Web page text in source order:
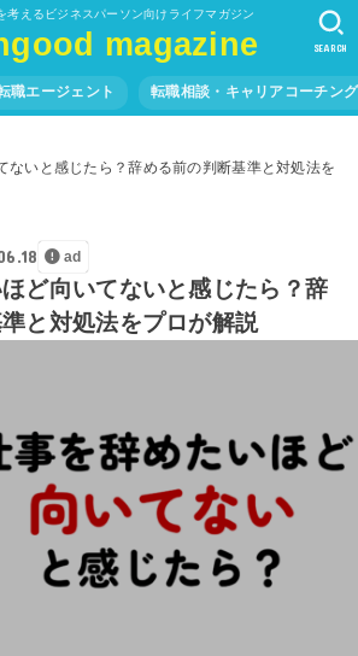
考えるビジネスパーソン向けライフマガジン
magazine
職エージェント 転職相談・キャリアコーチング
SEARCH
ないと感じたら？辞める前の判断基準と対処法を
ad
ど向いてないと感じたら？辞
と対処法をプロが解説